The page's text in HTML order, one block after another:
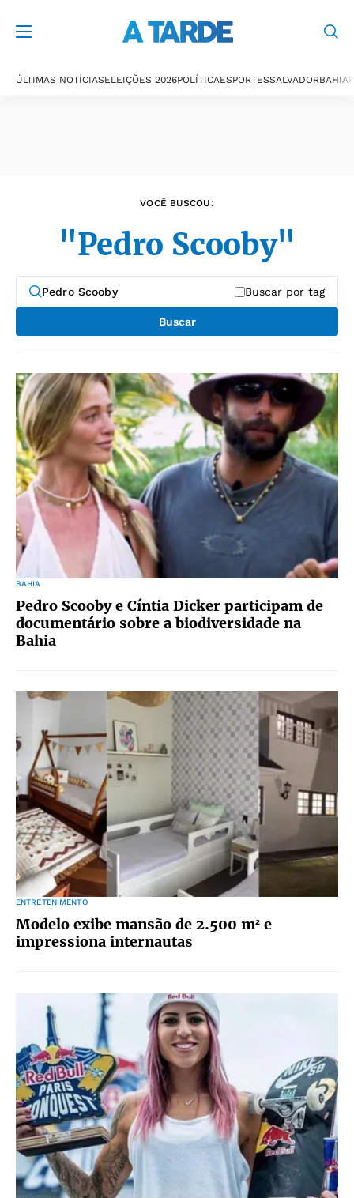
ÚLTIMAS NOTÍCIASELEIÇÕES 2026POLÍTICAESPORTESSALVADORBAHIA
VOCÊ BUSCOU:
"Pedro Scooby"
Buscar por tag
Buscar
BAHIA
Pedro Scooby e Cíntia Dicker participam de
documentário sobre a biodiversidade na
Bahia
ENTRETENIMENTO
Modelo exibe mansão de 2.500 m² e
impressiona internautas